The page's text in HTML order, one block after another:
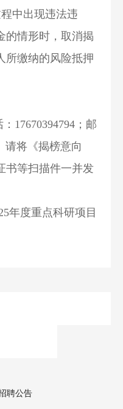
中出现违法违
的情形时，取消揭
所缴纳的风险抵押
17670394794；邮
请将《揭榜意向
书等扫描件一并发
年度重点科研项目
聘公告